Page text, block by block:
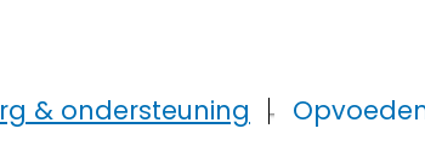
& ondersteuning